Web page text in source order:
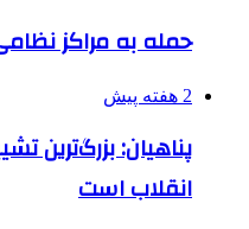
حمله به مراکز
2 هفته پیش
پناهیان: بزرگ‌ترین
انقلاب است